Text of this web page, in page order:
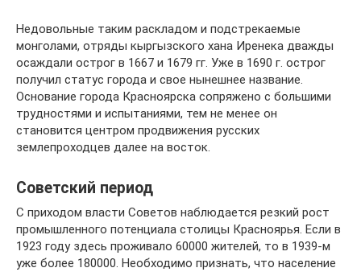
Недовольные таким раскладом и подстрекаемые
монголами, отряды кыргызского хана Иренека дважды
осаждали острог в 1667 и 1679 гг. Уже в 1690 г. острог
получил статус города и свое нынешнее название.
Основание города Красноярска сопряжено с большими
трудностями и испытаниями, тем не менее он
становится центром продвижения русских
землепроходцев далее на восток.
Советский период
С приходом власти Советов наблюдается резкий рост
промышленного потенциала столицы Красноярья. Если в
1923 году здесь проживало 60000 жителей, то в 1939-м
уже более 180000. Необходимо признать, что население